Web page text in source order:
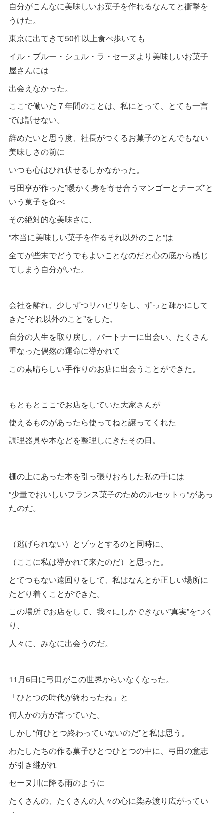
自分がこんなに美味しいお菓子を作れるなんてと衝撃を
うけた。
東京に出てきて50件以上食べ歩いても
イル・プルー・シュル・ラ・セーヌより美味しいお菓子
屋さんには
出会えなかった。
ここで働いた７年間のことは、私にとって、とても一言
では話せない。
辞めたいと思う度、社長がつくるお菓子のとんでもない
美味しさの前に
いつも心はひれ伏せるしかなかった。
弓田亨が作った”暖かく身を寄せ合うマンゴーとチーズ”と
いう菓子を食べ
その絶対的な美味さに、
”本当に美味しい菓子を作るそれ以外のこと”は
全てが些末でどうでもよいことなのだと心の底から感じ
てしまう自分がいた。
会社を離れ、少しずつリハビリをし、ずっと疎かにして
きた”それ以外のこと”をした。
自分の人生を取り戻し、パートナーに出会い、たくさん
重なった偶然の運命に導かれて
この素晴らしい手作りのお店に出会うことができた。
もともとここでお店をしていた大家さんが
使えるものがあったら使ってねと譲ってくれた
調理器具や本などを整理しにきたその日。
棚の上にあった本を引っ張りおろした私の手には
”少量でおいしいフランス菓子のためのルセットゥ”があっ
たのだ。
（逃げられない）とゾッとするのと同時に、
（ここに私は導かれて来たのだ）と思った。
とてつもない遠回りをして、私はなんとか正しい場所に
たどり着くことができた。
この場所でお店をして、我々にしかできない”真実”をつく
り、
人々に、みなに出会うのだ。
11月6日に弓田がこの世界からいなくなった。
「ひとつの時代が終わったね」と
何人かの方が言っていた。
しかし“何ひとつ終わっていないのだ”と私は思う。
わたしたちの作る菓子ひとつひとつの中に、弓田の意志
が引き継がれ
セーヌ川に降る雨のように
たくさんの、たくさんの人々の心に染み渡り広がってい